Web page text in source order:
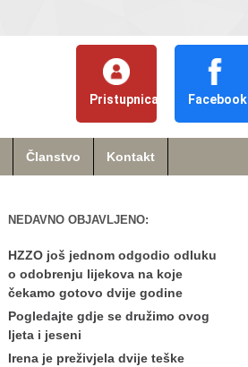
Pristupnica Facebook
Članstvo Kontakt
NEDAVNO OBJAVLJENO:
HZZO još jednom odgodio odluku
o odobrenju lijekova na koje
čekamo gotovo dvije godine
Pogledajte gdje se družimo ovog
ljeta i jeseni
Irena je preživjela dvije teške